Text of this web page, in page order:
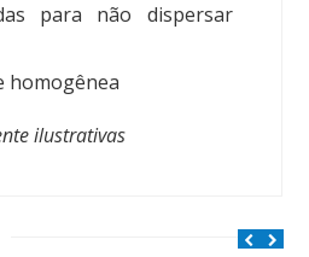
para não dispersar
homogênea
ilustrativas